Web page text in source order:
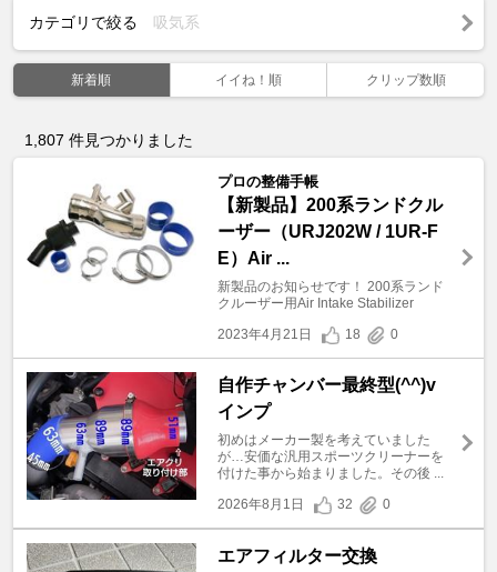
カテゴリで絞る 吸気系
新着順 イイね！順 クリップ数順
1,807 件見つかりました
プロの整備手帳
【新製品】200系ランドクル
ーザー（URJ202W / 1UR-F
E）Air ...
新製品のお知らせです！ 200系ランド
クルーザー用Air Intake Stabilizer
2023年4月21日
18 0
自作チャンバー最終型(^^)v
インプ
初めはメーカー製を考えていました
が…安価な汎用スポーツクリーナーを
付けた事から始まりました。その後 ...
2026年8月1日
32 0
エアフィルター交換